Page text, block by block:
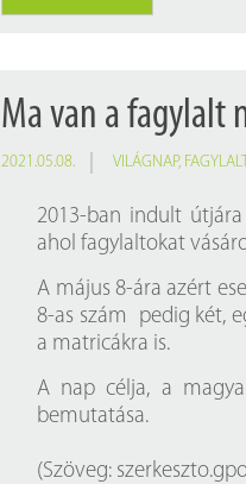
Ma van a fagylalt
2021.05.08. VILÁGNAP,
2013-ban indult
ahol fagylaltokat
A május 8-ára azért
8-as szám pedig két,
a matricákra is.
A nap célja, a
bemutatása.
(Szöveg: